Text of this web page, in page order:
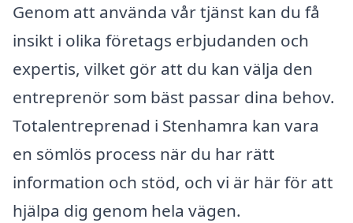
Genom att använda vår tjänst kan du få
insikt i olika företags erbjudanden och
expertis, vilket gör att du kan välja den
entreprenör som bäst passar dina behov.
Totalentreprenad i Stenhamra kan vara
en sömlös process när du har rätt
information och stöd, och vi är här för att
hjälpa dig genom hela vägen.